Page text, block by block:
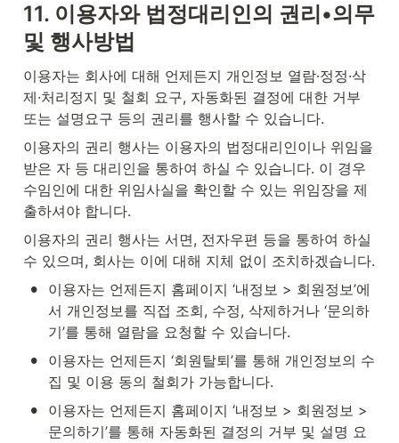
11. 이용자와 법정대리인의 권리•의무
및 행사방법
이용자는 회사에 대해 언제든지 개인정보 열람·정정·삭
제·처리정지 및 철회 요구, 자동화된 결정에 대한 거부
또는 설명요구 등의 권리를 행사할 수 있습니다.
이용자의 권리 행사는 이용자의 법정대리인이나 위임을
받은 자 등 대리인을 통하여 하실 수 있습니다. 이 경우
수임인에 대한 위임사실을 확인할 수 있는 위임장을 제
출하셔야 합니다.
이용자의 권리 행사는 서면, 전자우편 등을 통하여 하실
수 있으며, 회사는 이에 대해 지체 없이 조치하겠습니다.
•
이용자는 언제든지 홈페이지 ‘내정보 > 회원정보’에
서 개인정보를 직접 조회, 수정, 삭제하거나 ‘문의하
기’를 통해 열람을 요청할 수 있습니다.
•
이용자는 언제든지 ‘회원탈퇴’를 통해 개인정보의 수
집 및 이용 동의 철회가 가능합니다.
•
이용자는 언제든지 홈페이지 ‘내정보 > 회원정보 >
문의하기’를 통해 자동화된 결정의 거부 및 설명 요